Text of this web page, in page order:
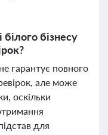
бізнесу
гарантує повного
але може
оскільки
для